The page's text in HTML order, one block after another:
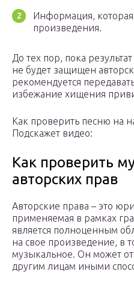
Информация,
произведения.
До тех пор, пока
не будет защищен
рекомендуется
избежание хищения
Как проверить песню на
Подскажет видео:
Как проверить
авторских прав
Авторские права – это
применяемая в рамках
является полноценным
на свое произведение, в
музыкальное. Он может
другим лицам иными